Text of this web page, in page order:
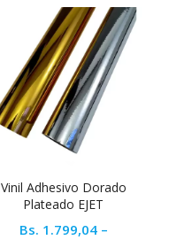
Vinil Adhesivo Dorado
Plateado EJET
Bs. 1.799,04–